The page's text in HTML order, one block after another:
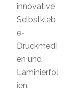
innovative
Selbstkleb
e-
Druckmedi
en und
Laminierfol
ien.